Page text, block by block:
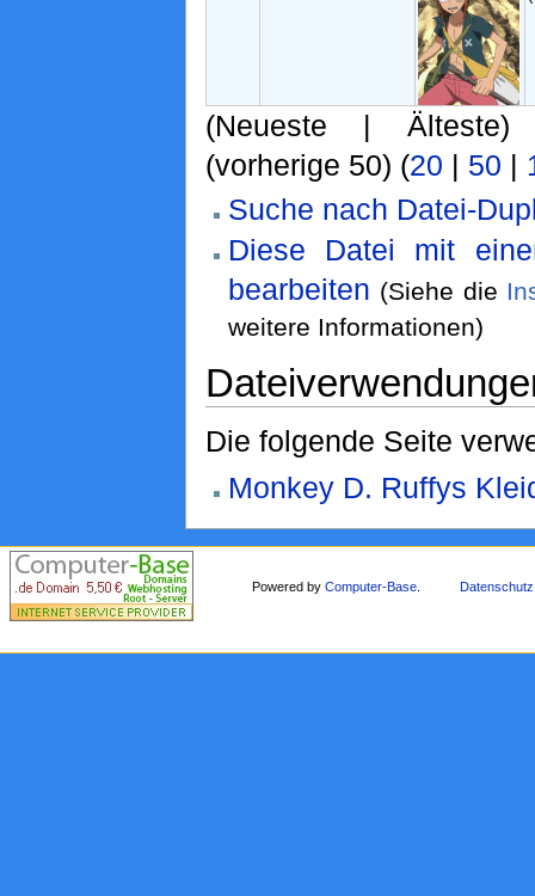
(Neueste |
(vorherige 50) (20 | 50 |
Suche nach Datei-
Diese Datei mit
bearbeiten (Siehe die
weitere Informationen)
Die folgende Seite
Monkey D. Ruffys
Powered byComputer-Base Datenschutz